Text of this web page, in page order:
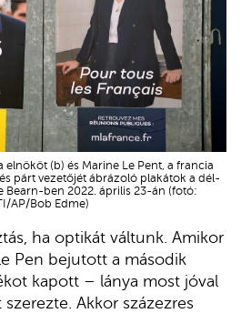
(b) és Marine Le Pent, a francia
párt vezetőjét ábrázoló plakátok a dél-
Bearn-ben 2022. április 23-án (fotó:
AP/Bob Edme)
ha optikát váltunk. Amikor
Pen bejutott a második
kapott – lánya most jóval
Akkor százezres